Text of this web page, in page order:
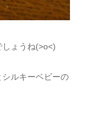
ょうね(>o<)
ルキーベビーの